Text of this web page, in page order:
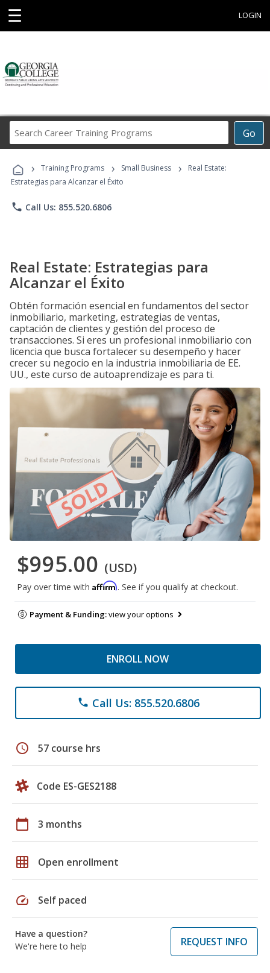
☰ LOGIN
Go
Career
Programs
› Training Programs › Small Business ›
Real Estate:
Estrategias para Alcanzar el Éxito
phone Call Us: 855.520.6806
Real Estate: Estrategias para
Alcanzar el Éxito
Obtén formación esencial en fundamentos del sector
inmobiliario, marketing, estrategias de ventas,
captación de clientes y gestión del proceso de
transacciones. Si eres un profesional inmobiliario con
licencia que busca fortalecer su desempeño y hacer
crecer su negocio en la industria inmobiliaria de EE.
UU., este curso de autoaprendizaje es para ti.
$995.00 (USD)
Pay over time with Affirm. See if you qualify at checkout.
Payment & Funding:view your options
ENROLL NOW
phone Call Us: 855.520.6806
schedule 57 course hrs
Code ES-GES2188
calendar_today 3 months
grid_on Open enrollment
speed Self paced
Have a question?
We're here to help
REQUEST INFO